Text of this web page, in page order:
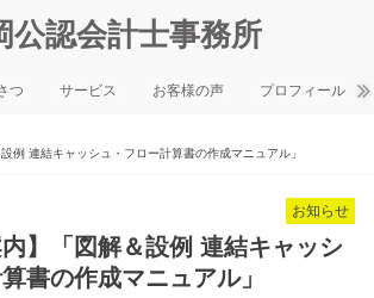
公認会計士事務所
つ サービス お客様の声 プロフィール
例 連結キャッシュ・フロー計算書の作成マニュアル」
お知らせ
内】「図解＆設例 連結キャッシ
書の作成マニュアル」